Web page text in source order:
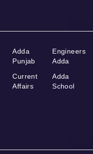
Adda
Punjab
Current
Affairs
Engineers
Adda
Adda
School